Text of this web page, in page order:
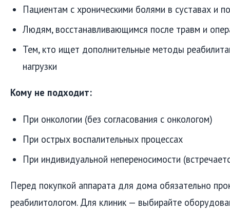
Пациентам с хроническими болями в суставах и
Людям, восстанавливающимся после травм и
Тем, кто ищет дополнительные методы
нагрузки
Кому не подходит:
При онкологии (без согласования с онкологом)
При острых воспалительных процессах
При индивидуальной непереносимости
Перед покупкой аппарата для дома обязательно
реабилитологом. Для клиник — выбирайте